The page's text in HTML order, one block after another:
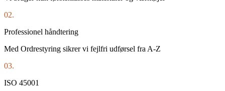
02.
Professionel håndtering
Med Ordrestyring sikrer vi fejlfri udførsel fra A-Z
03.
ISO 45001